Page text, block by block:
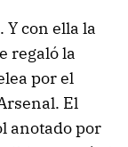
con ella la
regaló la
por el
El
anotado por